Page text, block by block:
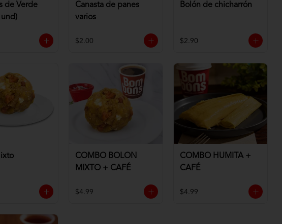
de Verde
und)
Canasta de panes
varios
$2.00
Bolón de chicharrón
$2.90
COMBO BOLON
MIXTO + CAFÉ
$4.99
COMBO HUMITA +
CAFÉ
$4.99